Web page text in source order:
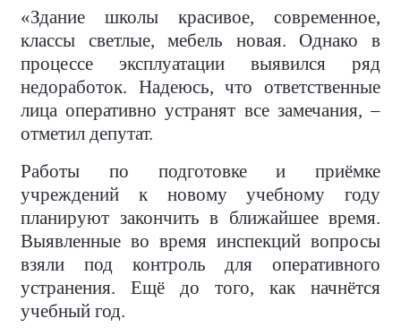
«Здание школы красивое, современное,
классы светлые, мебель новая. Однако в
процессе эксплуатации выявился ряд
недоработок. Надеюсь, что ответственные
лица оперативно устранят все замечания, –
отметил депутат.
Работы по подготовке и приёмке
учреждений к новому учебному году
планируют закончить в ближайшее время.
Выявленные во время инспекций вопросы
взяли под контроль для оперативного
устранения. Ещё до того, как начнётся
учебный год.